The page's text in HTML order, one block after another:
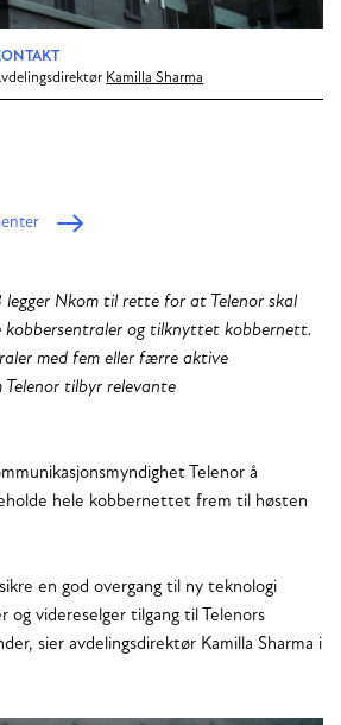
Kamilla Sharma
Nkom til rette for at Telenor skal
kobbersentraler og tilknyttet kobbernett.
med fem eller færre aktive
Telenor tilbyr relevante
Telenor å
hele kobbernettet frem til høsten
en god overgang til ny teknologi
og videreselger tilgang til Telenors
sier avdelingsdirektør Kamilla Sharma i